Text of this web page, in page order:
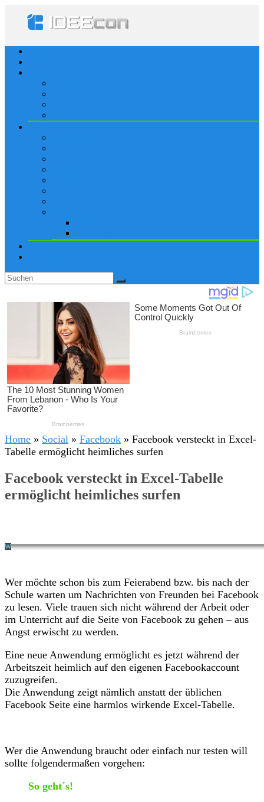
Home » Social » Facebook » Facebook versteckt in Excel-
Tabelle ermöglicht heimliches surfen
Facebook versteckt in Excel-Tabelle
ermöglicht heimliches surfen
Wer möchte schon bis zum Feierabend bzw. bis nach der
Schule warten um Nachrichten von Freunden bei Facebook
zu lesen. Viele trauen sich nicht während der Arbeit oder
im Unterricht auf die Seite von Facebook zu gehen – aus
Angst erwischt zu werden.
Eine neue Anwendung ermöglicht es jetzt während der
Arbeitszeit heimlich auf den eigenen Facebookaccount
zuzugreifen.
Die Anwendung zeigt nämlich anstatt der üblichen
Facebook Seite eine harmlos wirkende Excel-Tabelle.
Wer die Anwendung braucht oder einfach nur testen will
sollte folgendermaßen vorgehen:
So geht´s!